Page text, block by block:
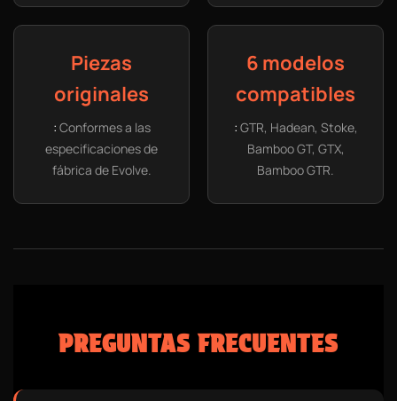
Piezas
originales
: Conformes a las
especificaciones de
fábrica de Evolve.
6 modelos
compatibles
: GTR, Hadean, Stoke,
Bamboo GT, GTX,
Bamboo GTR.
PREGUNTAS FRECUENTES